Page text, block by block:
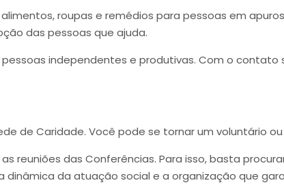
roupas e remédios para pessoas em
das pessoas que ajuda.
independentes e produtivas. Com o contato
de Caridade. Você pode se tornar um voluntário ou
reuniões das Conferências. Para isso, basta
dinâmica da atuação social e a organização que